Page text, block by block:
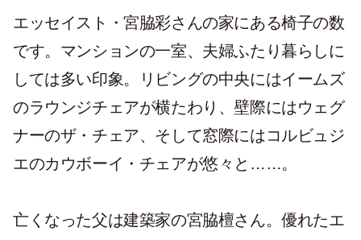
エッセイスト・宮脇彩さんの家にある椅子の数
です。マンションの一室、夫婦ふたり暮らしに
しては多い印象。リビングの中央にはイームズ
のラウンジチェアが横たわり、壁際にはウェグ
ナーのザ・チェア、そして窓際にはコルビュジ
エのカウボーイ・チェアが悠々と……。
亡くなった父は建築家の宮脇檀さん。優れたエ